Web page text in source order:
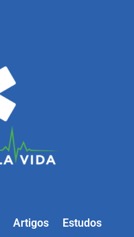
Artigos
Estudos